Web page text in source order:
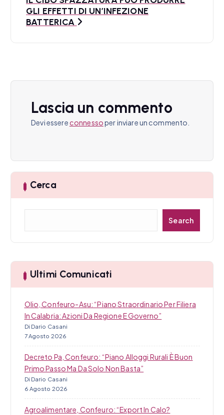
i
a
o
l
GLI EFFETTI DI UN’INFEZIONE
BATTERICA
Lascia un commento
Devi essereconnessoper inviare un commento.
Cerca
a
Search
Ultimi Comunicati
Olio, Confeuro-Asu: “Piano Straordinario Per Filiera
In Calabria: Azioni Da Regione E Governo”
Di Dario Casani
7 Agosto 2026
Decreto Pa, Confeuro: “Piano Alloggi Rurali È Buon
Primo Passo Ma Da Solo Non Basta”
Di Dario Casani
6 Agosto 2026
Agroalimentare, Confeuro: “Export In Calo?